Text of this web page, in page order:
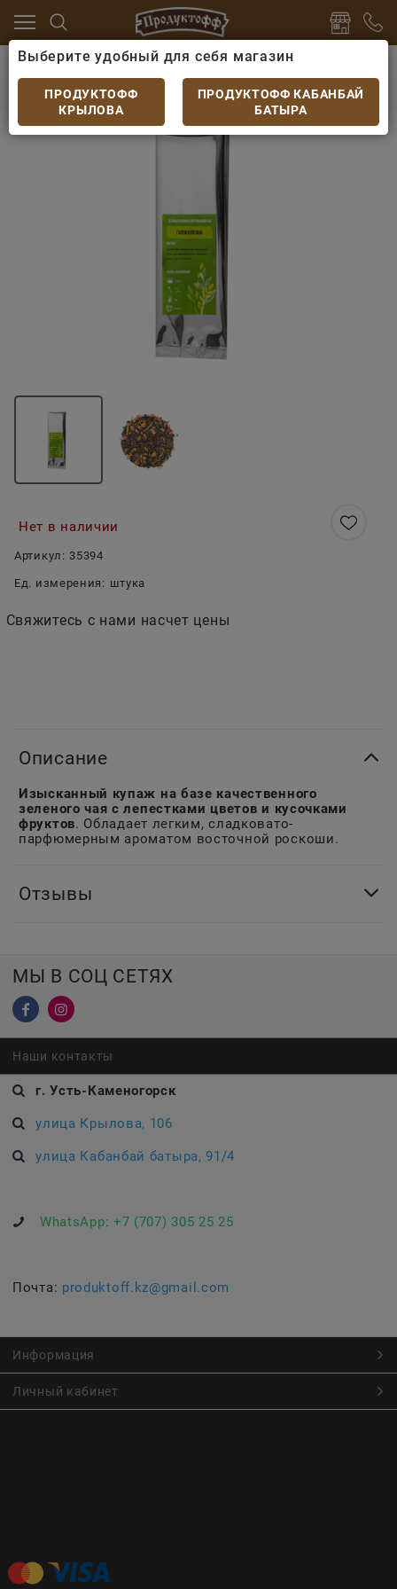
какао Чай листовой
Чай зеленый Гарем
Чай зеленый Гарем султана 50гр
Нет в наличии
Артикул: 35394
Ед. измерения: штука
Свяжитесь с нами насчет цены
Описание
Изысканный купаж на базе качественного
зеленого чая с лепестками цветов и кусочками
фруктов. Обладает легким, сладковато-
парфюмерным ароматом восточной роскоши.
Отзывы
МЫ В СОЦ СЕТЯХ
Наши контакты
г. Усть-Каменогорск
улица Крылова, 106
улица Кабанбай батыра, 91/4
WhatsApp: +7 (707) 305 25 25
Почта: produktoff.kz@gmail.com
Информация
Личный кабинет
Выберите удобный для себя магазин
ПРОДУКТОФФ
КРЫЛОВА
ПРОДУКТОФФ КАБАНБАЙ
БАТЫРА